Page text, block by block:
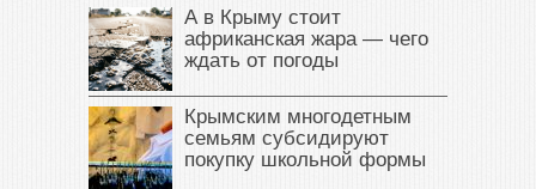
А в Крыму стоит
африканская жара — чего
ждать от погоды
Крымским многодетным
семьям субсидируют
покупку школьной формы